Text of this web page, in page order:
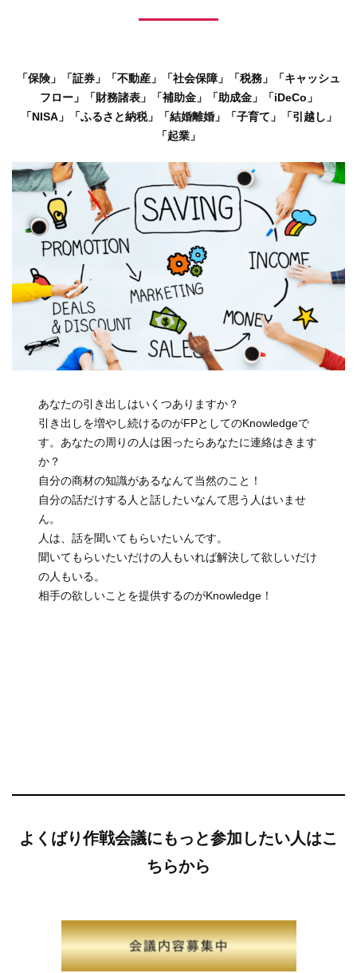
「保険」「証券」「不動産」「社会保障」「税務」「キャッシュ
フロー」「財務諸表」「補助金」「助成金」「iDeCo」
「NISA」「ふるさと納税」「結婚離婚」「子育て」「引越し」
「起業」
あなたの引き出しはいくつありますか？
引き出しを増やし続けるのがFPとしてのKnowledgeで
す。あなたの周りの人は困ったらあなたに連絡はきます
か？
自分の商材の知識があるなんて当然のこと！
自分の話だけする人と話したいなんて思う人はいませ
ん。
人は、話を聞いてもらいたいんです。
聞いてもらいたいだけの人もいれば解決して欲しいだけ
の人もいる。
相手の欲しいことを提供するのがKnowledge！
よくばり作戦会議にもっと参加したい人はこ
ちらから